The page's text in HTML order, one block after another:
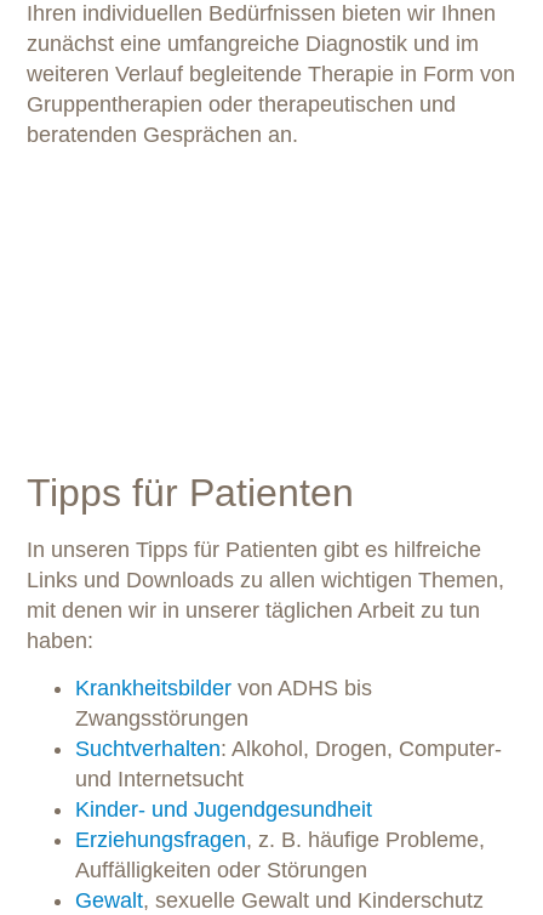
Ihren individuellen Bedürfnissen bieten wir Ihnen
zunächst eine umfangreiche Diagnostik und im
weiteren Verlauf begleitende Therapie in Form von
Gruppentherapien oder therapeutischen und
beratenden Gesprächen an.
Tipps für Patienten
In unseren Tipps für Patienten gibt es hilfreiche
Links und Downloads zu allen wichtigen Themen,
mit denen wir in unserer täglichen Arbeit zu tun
haben:
Krankheitsbilder von ADHS bis
Zwangsstörungen
Suchtverhalten: Alkohol, Drogen, Computer-
und Internetsucht
Kinder- und Jugendgesundheit
Erziehungsfragen, z. B. häufige Probleme,
Auffälligkeiten oder Störungen
Gewalt, sexuelle Gewalt und Kinderschutz